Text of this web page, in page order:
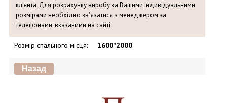
клієнта. Для розрахунку виробу за Вашими індивідуальними
розмірами необхідно зв'язатися з менеджером за
телефонами, вказаними на сайті
Розмір спального місця: 1600*2000